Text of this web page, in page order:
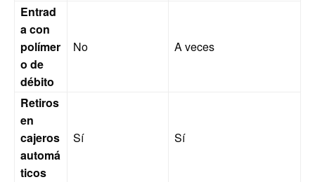
Entrad
a con
polímer
o de
débito
No A veces
Retiros
en
cajeros
automá
ticos
Sí Sí